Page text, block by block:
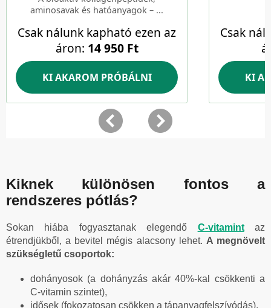
Kiknek különösen fontos a
rendszeres pótlás?
Sokan hiába fogyasztanak elegendő C-vitamintaz
étrendjükből, a bevitel mégis alacsony lehet. A megnövelt
szükségletű csoportok:
dohányosok (a dohányzás akár 40%-kal csökkenti a
C-vitamin szintet),
idősek (fokozatosan csökken a tápanyagfelszívódás),